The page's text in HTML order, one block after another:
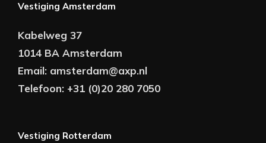
Vestiging Amsterdam
Kabelweg 37
1014 BA Amsterdam
Email: amsterdam@axp.nl
Telefoon: +31 (0)20 280 7050
Vestiging Rotterdam